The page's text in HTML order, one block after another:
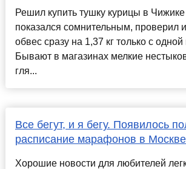
Решил купить тушку курицы в
показался сомнительным, проверил
обвес сразу на 1,37 кг только с
Бывают в магазинах мелкие
гля...
Все бегут, и я бегу. Появилось
расписание марафонов в
Хорошие новости для любителей